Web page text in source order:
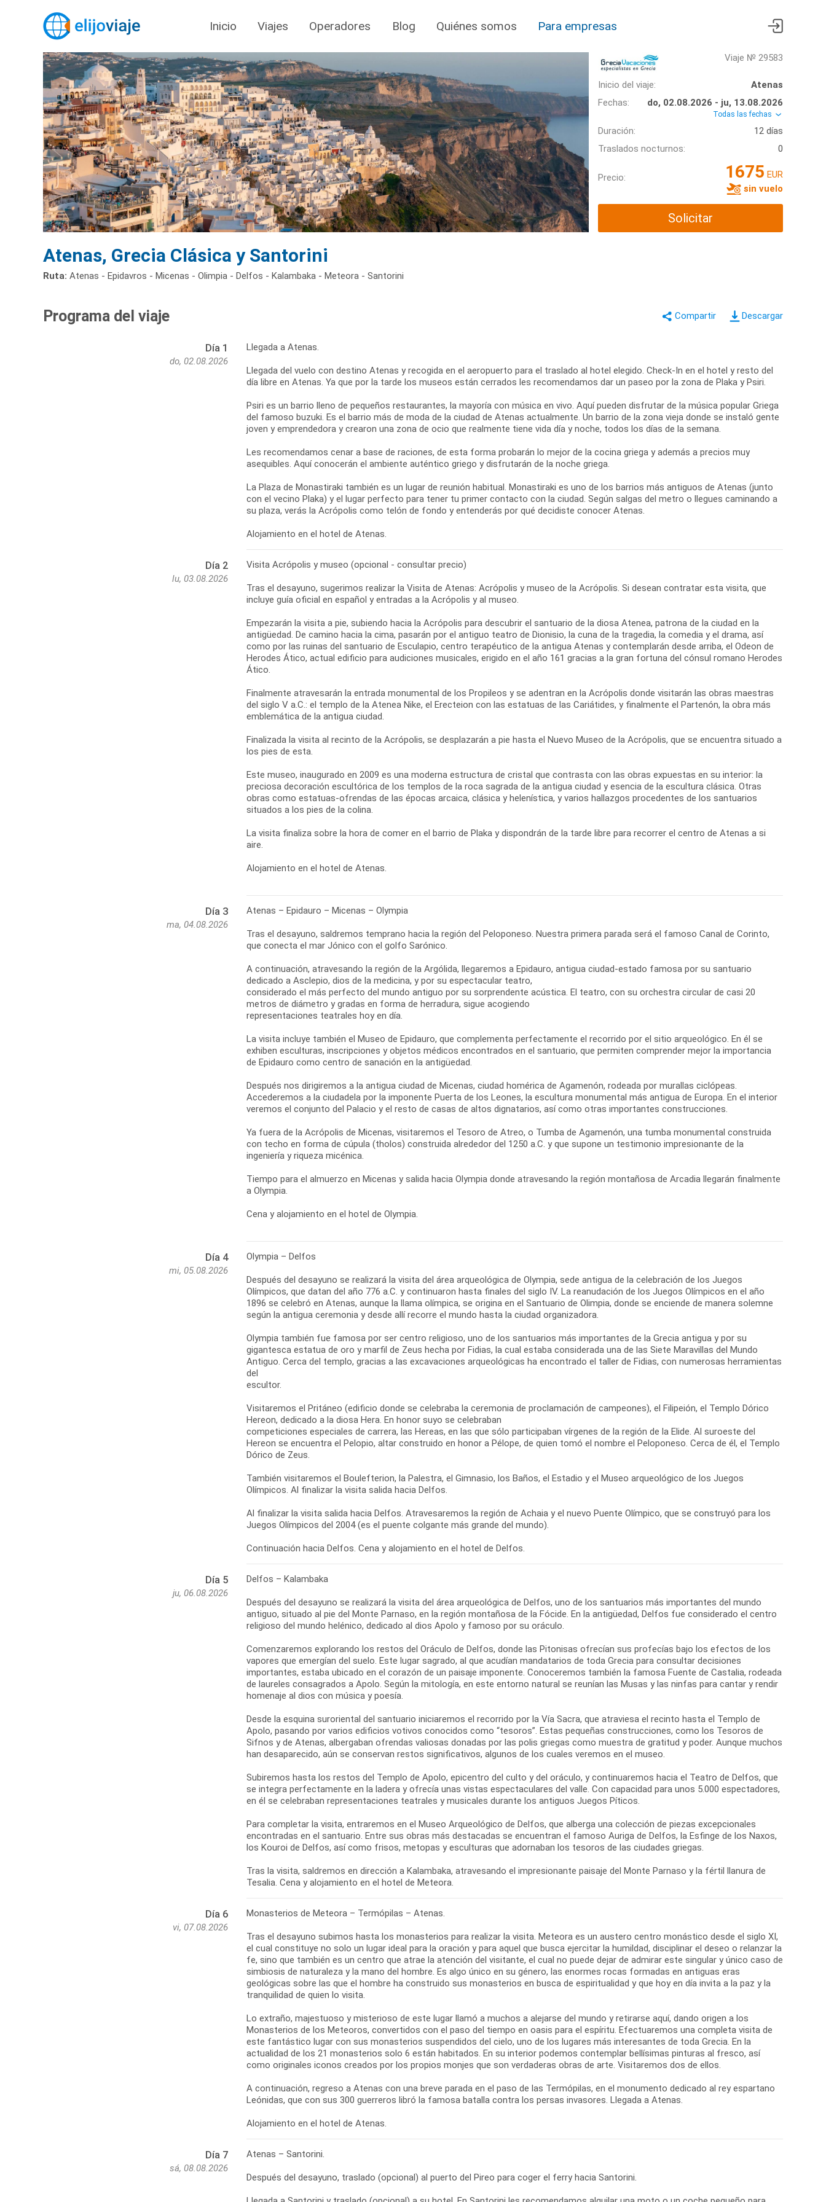
Inicio Viajes Operadores Blog Quiénes somos Para empresas
Viaje № 29583
Inicio del viaje:
Atenas
Fechas:
do, 02.08.2026 - ju, 13.08.2026
Todas las fechas
Duración:
12 días
Traslados nocturnos:
0
Precio: 1675 EUR
sin vuelo
Solicitar
Atenas, Grecia Clásica y Santorini
Ruta: Atenas - Epidavros - Micenas - Olimpia - Delfos - Kalambaka - Meteora - Santorini
Descargar
Programa del viaje
Día 1
do, 02.08.2026
Llegada a Atenas.
Llegada del vuelo con destino Atenas y recogida en el aeropuerto para el traslado al hotel elegido. Check-In en el hotel y resto del
día libre en Atenas. Ya que por la tarde los museos están cerrados les recomendamos dar un paseo por la zona de Plaka y Psiri.
Psiri es un barrio lleno de pequeños restaurantes, la mayoría con música en vivo. Aquí pueden disfrutar de la música popular Griega
del famoso buzuki. Es el barrio más de moda de la ciudad de Atenas actualmente. Un barrio de la zona vieja donde se instaló gente
joven y emprendedora y crearon una zona de ocio que realmente tiene vida día y noche, todos los días de la semana.
Les recomendamos cenar a base de raciones, de esta forma probarán lo mejor de la cocina griega y además a precios muy
asequibles. Aquí conocerán el ambiente auténtico griego y disfrutarán de la noche griega.
La Plaza de Monastiraki también es un lugar de reunión habitual. Monastiraki es uno de los barrios más antiguos de Atenas (junto
con el vecino Plaka) y el lugar perfecto para tener tu primer contacto con la ciudad. Según salgas del metro o llegues caminando a
su plaza, verás la Acrópolis como telón de fondo y entenderás por qué decidiste conocer Atenas.
Alojamiento en el hotel de Atenas.
Día 2
lu, 03.08.2026
Visita Acrópolis y museo (opcional - consultar precio)
Tras el desayuno, sugerimos realizar la Visita de Atenas: Acrópolis y museo de la Acrópolis. Si desean contratar esta visita, que
incluye guía oficial en español y entradas a la Acrópolis y al museo.
Empezarán la visita a pie, subiendo hacia la Acrópolis para descubrir el santuario de la diosa Atenea, patrona de la ciudad en la
antigüedad. De camino hacia la cima, pasarán por el antiguo teatro de Dionisio, la cuna de la tragedia, la comedia y el drama, así
como por las ruinas del santuario de Esculapio, centro terapéutico de la antigua Atenas y contemplarán desde arriba, el Odeon de
Herodes Ático, actual edificio para audiciones musicales, erigido en el año 161 gracias a la gran fortuna del cónsul romano Herodes
Ático.
Finalmente atravesarán la entrada monumental de los Propileos y se adentran en la Acrópolis donde visitarán las obras maestras
del siglo V a.C.: el templo de la Atenea Nike, el Erecteion con las estatuas de las Cariátides, y finalmente el Partenón, la obra más
emblemática de la antigua ciudad.
Finalizada la visita al recinto de la Acrópolis, se desplazarán a pie hasta el Nuevo Museo de la Acrópolis, que se encuentra situado a
los pies de esta.
Este museo, inaugurado en 2009 es una moderna estructura de cristal que contrasta con las obras expuestas en su interior: la
preciosa decoración escultórica de los templos de la roca sagrada de la antigua ciudad y esencia de la escultura clásica. Otras
obras como estatuas-ofrendas de las épocas arcaica, clásica y helenística, y varios hallazgos procedentes de los santuarios
situados a los pies de la colina.
La visita finaliza sobre la hora de comer en el barrio de Plaka y dispondrán de la tarde libre para recorrer el centro de Atenas a si
aire.
Alojamiento en el hotel de Atenas.
Día 3
ma, 04.08.2026
Atenas – Epidauro – Micenas – Olympia
Tras el desayuno, saldremos temprano hacia la región del Peloponeso. Nuestra primera parada será el famoso Canal de Corinto,
que conecta el mar Jónico con el golfo Sarónico.
A continuación, atravesando la región de la Argólida, llegaremos a Epidauro, antigua ciudad-estado famosa por su santuario
dedicado a Asclepio, dios de la medicina, y por su espectacular teatro,
considerado el más perfecto del mundo antiguo por su sorprendente acústica. El teatro, con su orchestra circular de casi 20
metros de diámetro y gradas en forma de herradura, sigue acogiendo
representaciones teatrales hoy en día.
La visita incluye también el Museo de Epidauro, que complementa perfectamente el recorrido por el sitio arqueológico. En él se
exhiben esculturas, inscripciones y objetos médicos encontrados en el santuario, que permiten comprender mejor la importancia
de Epidauro como centro de sanación en la antigüedad.
Después nos dirigiremos a la antigua ciudad de Micenas, ciudad homérica de Agamenón, rodeada por murallas ciclópeas.
Accederemos a la ciudadela por la imponente Puerta de los Leones, la escultura monumental más antigua de Europa. En el interior
veremos el conjunto del Palacio y el resto de casas de altos dignatarios, así como otras importantes construcciones.
Ya fuera de la Acrópolis de Micenas, visitaremos el Tesoro de Atreo, o Tumba de Agamenón, una tumba monumental construida
con techo en forma de cúpula (tholos) construida alrededor del 1250 a.C. y que supone un testimonio impresionante de la
ingeniería y riqueza micénica.
Tiempo para el almuerzo en Micenas y salida hacia Olympia donde atravesando la región montañosa de Arcadia llegarán finalmente
a Olympia.
Cena y alojamiento en el hotel de Olympia.
Día 4
mi, 05.08.2026
Olympia – Delfos
Después del desayuno se realizará la visita del área arqueológica de Olympia, sede antigua de la celebración de los Juegos
Olímpicos, que datan del año 776 a.C. y continuaron hasta finales del siglo IV. La reanudación de los Juegos Olímpicos en el año
1896 se celebró en Atenas, aunque la llama olímpica, se origina en el Santuario de Olimpia, donde se enciende de manera solemne
según la antigua ceremonia y desde allí recorre el mundo hasta la ciudad organizadora.
Olympia también fue famosa por ser centro religioso, uno de los santuarios más importantes de la Grecia antigua y por su
gigantesca estatua de oro y marfil de Zeus hecha por Fidias, la cual estaba considerada una de las Siete Maravillas del Mundo
Antiguo. Cerca del templo, gracias a las excavaciones arqueológicas ha encontrado el taller de Fidias, con numerosas herramientas
del
escultor.
Visitaremos el Pritáneo (edificio donde se celebraba la ceremonia de proclamación de campeones), el Filipeión, el Templo Dórico
Hereon, dedicado a la diosa Hera. En honor suyo se celebraban
competiciones especiales de carrera, las Hereas, en las que sólo participaban vírgenes de la región de la Elide. Al suroeste del
Hereon se encuentra el Pelopio, altar construido en honor a Pélope, de quien tomó el nombre el Peloponeso. Cerca de él, el Templo
Dórico de Zeus.
También visitaremos el Boulefterion, la Palestra, el Gimnasio, los Baños, el Estadio y el Museo arqueológico de los Juegos
Olímpicos. Al finalizar la visita salida hacia Delfos.
Al finalizar la visita salida hacia Delfos. Atravesaremos la región de Achaia y el nuevo Puente Olímpico, que se construyó para los
Juegos Olímpicos del 2004 (es el puente colgante más grande del mundo).
Día 5
ju, 06.08.2026
Delfos – Kalambaka
Después del desayuno se realizará la visita del área arqueológica de Delfos, uno de los santuarios más importantes del mundo
antiguo, situado al pie del Monte Parnaso, en la región montañosa de la Fócide. En la antigüedad, Delfos fue considerado el centro
religioso del mundo helénico, dedicado al dios Apolo y famoso por su oráculo.
Comenzaremos explorando los restos del Oráculo de Delfos, donde las Pitonisas ofrecían sus profecías bajo los efectos de los
vapores que emergían del suelo. Este lugar sagrado, al que acudían mandatarios de toda Grecia para consultar decisiones
importantes, estaba ubicado en el corazón de un paisaje imponente. Conoceremos también la famosa Fuente de Castalia, rodeada
de laureles consagrados a Apolo. Según la mitología, en este entorno natural se reunían las Musas y las ninfas para cantar y rendir
homenaje al dios con música y poesía.
Desde la esquina suroriental del santuario iniciaremos el recorrido por la Vía Sacra, que atraviesa el recinto hasta el Templo de
Apolo, pasando por varios edificios votivos conocidos como “tesoros”. Estas pequeñas construcciones, como los Tesoros de
Sifnos y de Atenas, albergaban ofrendas valiosas donadas por las polis griegas como muestra de gratitud y poder. Aunque muchos
han desaparecido, aún se conservan restos significativos, algunos de los cuales veremos en el museo.
Subiremos hasta los restos del Templo de Apolo, epicentro del culto y del oráculo, y continuaremos hacia el Teatro de Delfos, que
se integra perfectamente en la ladera y ofrecía unas vistas espectaculares del valle. Con capacidad para unos 5.000 espectadores,
en él se celebraban representaciones teatrales y musicales durante los antiguos Juegos Píticos.
Para completar la visita, entraremos en el Museo Arqueológico de Delfos, que alberga una colección de piezas excepcionales
encontradas en el santuario. Entre sus obras más destacadas se encuentran el famoso Auriga de Delfos, la Esfinge de los Naxos,
los Kouroi de Delfos, así como frisos, metopas y esculturas que adornaban los tesoros de las ciudades griegas.
Tras la visita, saldremos en dirección a Kalambaka, atravesando el impresionante paisaje del Monte Parnaso y la fértil llanura de
Día 6
vi, 07.08.2026
Monasterios de Meteora – Termópilas – Atenas.
Tras el desayuno subimos hasta los monasterios para realizar la visita. Meteora es un austero centro monástico desde el siglo XI,
el cual constituye no solo un lugar ideal para la oración y para aquel que busca ejercitar la humildad, disciplinar el deseo o relanzar la
fe, sino que también es un centro que atrae la atención del visitante, el cual no puede dejar de admirar este singular y único caso de
simbiosis de naturaleza y la mano del hombre. Es algo único en su género, las enormes rocas formadas en antiguas eras
geológicas sobre las que el hombre ha construido sus monasterios en busca de espiritualidad y que hoy en día invita a la paz y la
tranquilidad de quien lo visita.
Lo extraño, majestuoso y misterioso de este lugar llamó a muchos a alejarse del mundo y retirarse aquí, dando origen a los
Monasterios de los Meteoros, convertidos con el paso del tiempo en oasis para el espíritu. Efectuaremos una completa visita de
este fantástico lugar con sus monasterios suspendidos del cielo, uno de los lugares más interesantes de toda Grecia. En la
actualidad de los 21 monasterios solo 6 están habitados. En su interior podemos contemplar bellísimas pinturas al fresco, así
como originales iconos creados por los propios monjes que son verdaderas obras de arte. Visitaremos dos de ellos.
A continuación, regreso a Atenas con una breve parada en el paso de las Termópilas, en el monumento dedicado al rey espartano
Leónidas, que con sus 300 guerreros libró la famosa batalla contra los persas invasores. Llegada a Atenas.
Alojamiento en el hotel de Atenas.
Día 7
sá, 08.08.2026
Atenas – Santorini.
Después del desayuno, traslado (opcional) al puerto del Pireo para coger el ferry hacia Santorini.